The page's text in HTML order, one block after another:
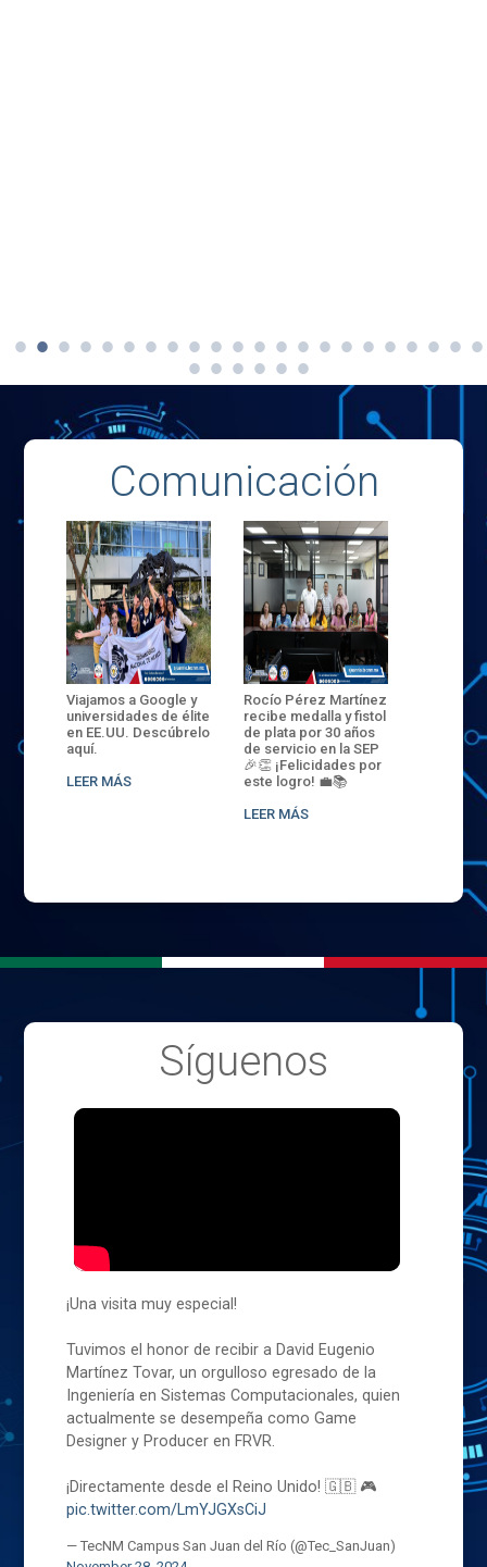
Comunicación
Viajamos a Google y
universidades de élite
en EE.UU. Descúbrelo
aquí.
LEER MÁS
Rocío Pérez Martínez
recibe medalla y fistol
de plata por 30 años
de servicio en la SEP
🎉👏 ¡Felicidades por
este logro! 💼📚
LEER MÁS
ENECB-
del
batalla.
32
sede
Síguenos
¡Una visita muy especial!
Tuvimos el honor de recibir a David Eugenio
Martínez Tovar, un orgulloso egresado de la
Ingeniería en Sistemas Computacionales, quien
actualmente se desempeña como Game
Designer y Producer en FRVR.
¡Directamente desde el Reino Unido! 🇬🇧 🎮
pic.twitter.com/LmYJGXsCiJ
— TecNM Campus San Juan del Río (@Tec_SanJuan)